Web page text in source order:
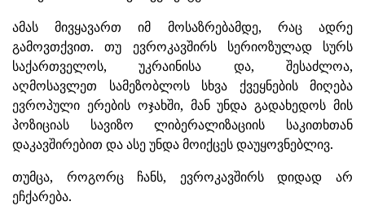
ამას მივყავართ იმ მოსაზრებამდე, რაც ადრე
გამოვთქვით. თუ ევროკავშირს სერიოზულად სურს
საქართველოს, უკრაინისა და, შესაძლოა,
აღმოსავლეთ სამეზობლოს სხვა ქვეყნების მიღება
ევროპული ერების ოჯახში, მან უნდა გადახედოს მის
პოზიციას სავიზო ლიბერალიზაციის საკითხთან
დაკავშირებით და ასე უნდა მოიქცეს დაუყოვნებლივ.
თუმცა, როგორც ჩანს, ევროკავშირს დიდად არ
ეჩქარება.